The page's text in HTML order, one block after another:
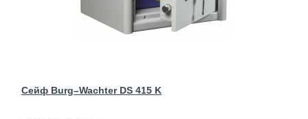
Сейф Burg–Wachter DS 415 K